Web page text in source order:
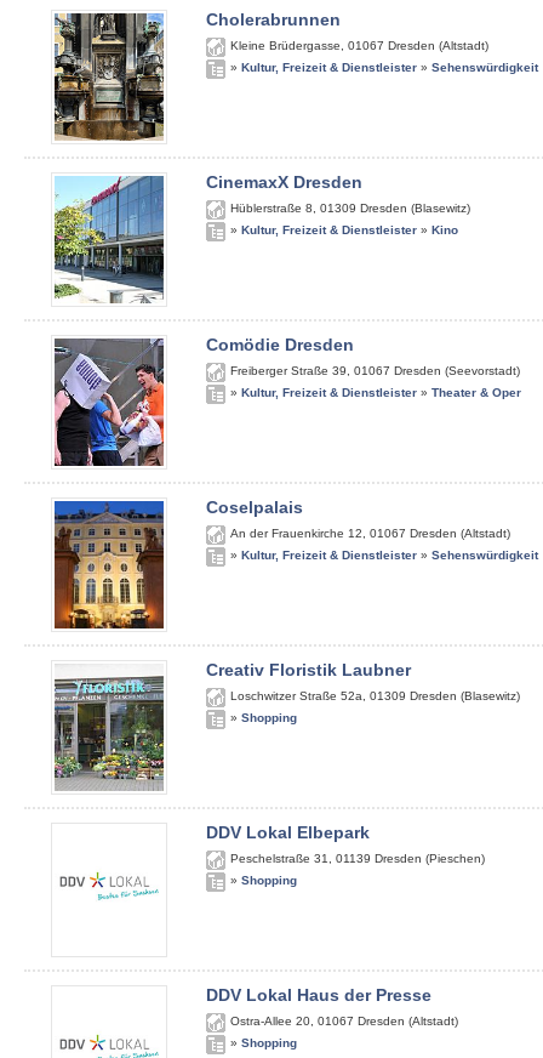
Cholerabrunnen
Kleine Brüdergasse 01067 Dresden (Altstadt)
» Kultur, Freizeit & Dienstleister » Sehenswürdigkeit
CinemaxX Dresden
Hüblerstraße 8 01309 Dresden (Blasewitz)
» Kultur, Freizeit & Dienstleister » Kino
Comödie Dresden
Freiberger Straße 39 01067 Dresden (Seevorstadt)
» Kultur, Freizeit & Dienstleister » Theater & Oper
Coselpalais
An der Frauenkirche 12 01067 Dresden (Altstadt)
» Kultur, Freizeit & Dienstleister » Sehenswürdigkeit
Creativ Floristik Laubner
Loschwitzer Straße 52a 01309 Dresden (Blasewitz)
» Shopping
DDV Lokal Elbepark
Peschelstraße 31 01139 Dresden (Pieschen)
» Shopping
DDV Lokal Haus der Presse
Ostra-Allee 20 01067 Dresden (Altstadt)
» Shopping